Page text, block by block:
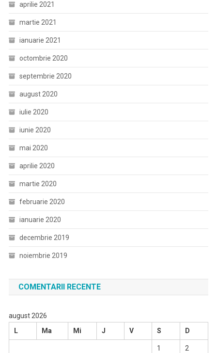
aprilie 2021
martie 2021
ianuarie 2021
octombrie 2020
septembrie 2020
august 2020
iulie 2020
iunie 2020
mai 2020
aprilie 2020
martie 2020
februarie 2020
ianuarie 2020
decembrie 2019
noiembrie 2019
COMENTARII RECENTE
august 2026
L
Ma Mi J V S D
1 2